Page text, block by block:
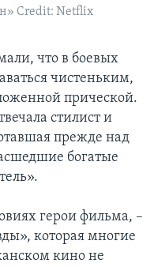
Credit: Netflix
что в боевых
чистеньким,
прической.
стилист и
прежде над
богатые
герои фильма, –
которая многие
кино не